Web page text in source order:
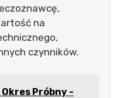
na
czynników.
Okres Próbny -